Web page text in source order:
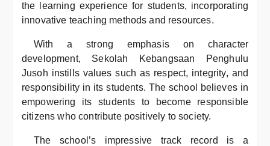
the learning experience for students, incorporating
innovative teaching methods and resources.
With a strong emphasis on character
development, Sekolah Kebangsaan Penghulu
Jusoh instills values such as respect, integrity, and
responsibility in its students. The school believes in
empowering its students to become responsible
citizens who contribute positively to society.
The school’s impressive track record is a